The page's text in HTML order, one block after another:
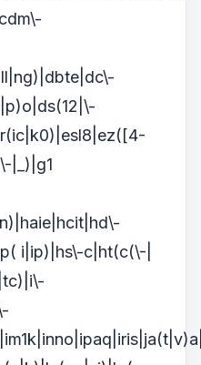
|_)|g1
i|ip)|hs\-c|ht(c(\-|